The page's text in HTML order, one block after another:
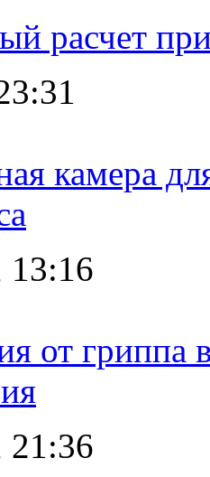
расчет
камера
13:16
от гриппа
21:36